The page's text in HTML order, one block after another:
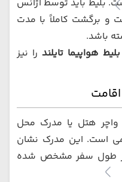
بلیط باید توسط آژانس
و برگشت کاملاً با مدت
باشد.
بلیط هواپیما تایلندرا نیز
واچر هتل یا مدرک محل
است. این مدرک نشان
طول سفر مشخص شده